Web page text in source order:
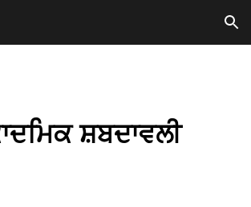
ਨੈਵੀਗੇਸ਼ਨ ਉੱਤੇ ਜਾਓ
ਸ਼ਬਦਾਵਲੀ